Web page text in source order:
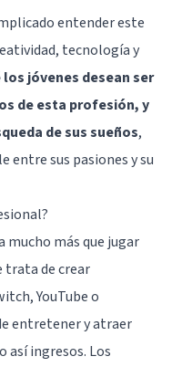
entender este
tecnología y
jóvenes desean ser
de esta profesión, y
de sus sueños,
entre sus pasiones y su
más que jugar
trata de crear
YouTube o
entretener y atraer
así ingresos. Los